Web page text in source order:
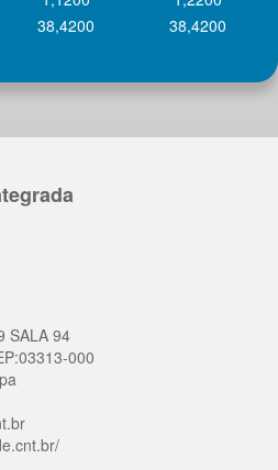
38,4200 38,4200
SALA 94
03313-000